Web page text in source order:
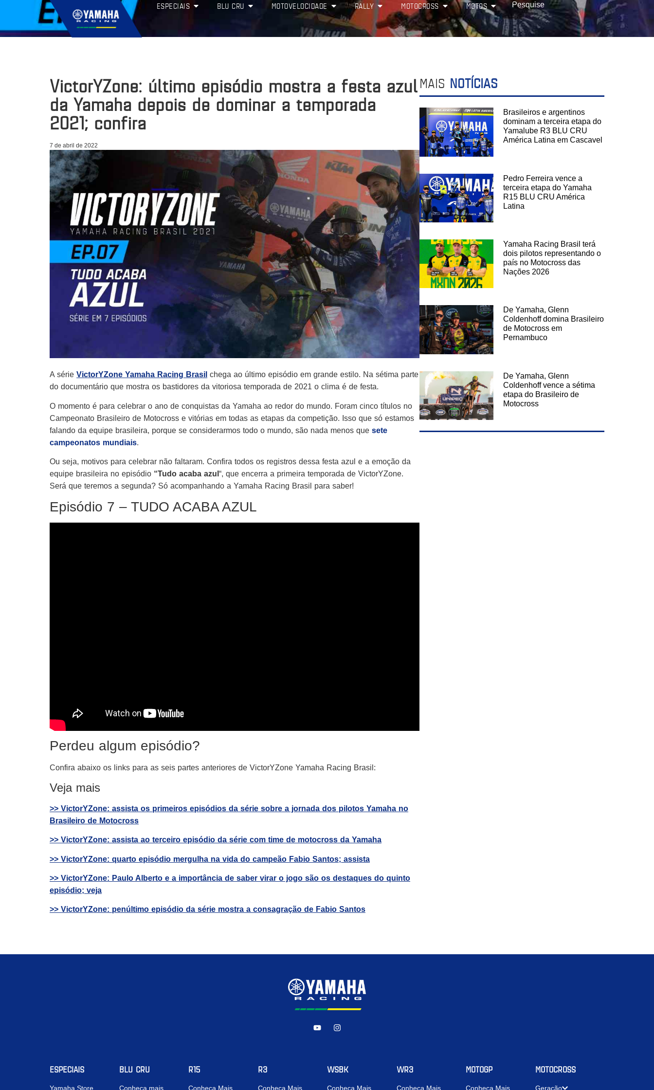
ESPECIAIS BLU CRU MOTOVELOCIDADE RALLY MOTOCROSS MOTOS
VictorYZone: último episódio mostra a festa azul
da Yamaha depois de dominar a temporada
2021; confira
7 de abril de 2022
A série VictorYZone Yamaha Racing Brasil chega ao último episódio em grande estilo. Na sétima parte
do documentário que mostra os bastidores da vitoriosa temporada de 2021 o clima é de festa.
O momento é para celebrar o ano de conquistas da Yamaha ao redor do mundo. Foram cinco títulos no
Campeonato Brasileiro de Motocross e vitórias em todas as etapas da competição. Isso que só estamos
falando da equipe brasileira, porque se considerarmos todo o mundo, são nada menos que sete
campeonatos mundiais.
Ou seja, motivos para celebrar não faltaram. Confira todos os registros dessa festa azul e a emoção da
equipe brasileira no episódio “Tudo acaba azul “, que encerra a primeira temporada de VictorYZone.
Será que teremos a segunda? Só acompanhando a Yamaha Racing Brasil para saber!
Episódio 7 – TUDO ACABA AZUL
Perdeu algum episódio?
Confira abaixo os links para as seis partes anteriores de VictorYZone Yamaha Racing Brasil:
Veja mais
>> VictorYZone: assista os primeiros episódios da série sobre a jornada dos pilotos Yamaha no
Brasileiro de Motocross
>> VictorYZone: assista ao terceiro episódio da série com time de motocross da Yamaha
>> VictorYZone: quarto episódio mergulha na vida do campeão Fabio Santos; assista
>> VictorYZone: Paulo Alberto e a importância de saber virar o jogo são os destaques do quinto
episódio; veja
>> VictorYZone: penúltimo episódio da série mostra a consagração de Fabio Santos
MAIS NOTÍCIAS
Brasileiros e argentinos
dominam a terceira etapa do
Yamalube R3 BLU CRU
América Latina em Cascavel
Pedro Ferreira vence a
terceira etapa do Yamaha
R15 BLU CRU América
Latina
Yamaha Racing Brasil terá
dois pilotos representando o
país no Motocross das
Nações 2026
De Yamaha, Glenn
Coldenhoff domina Brasileiro
de Motocross em
Pernambuco
De Yamaha, Glenn
Coldenhoff vence a sétima
etapa do Brasileiro de
Motocross
ESPECIAIS
Yamaha Store
BLU CRU
Conheça mais
R15
Conheça Mais
R3
Conheça Mais
WSBK
Conheça Mais
WR3
Conheça Mais
MOTOGP
Conheça Mais
MOTOCROSS
Geração